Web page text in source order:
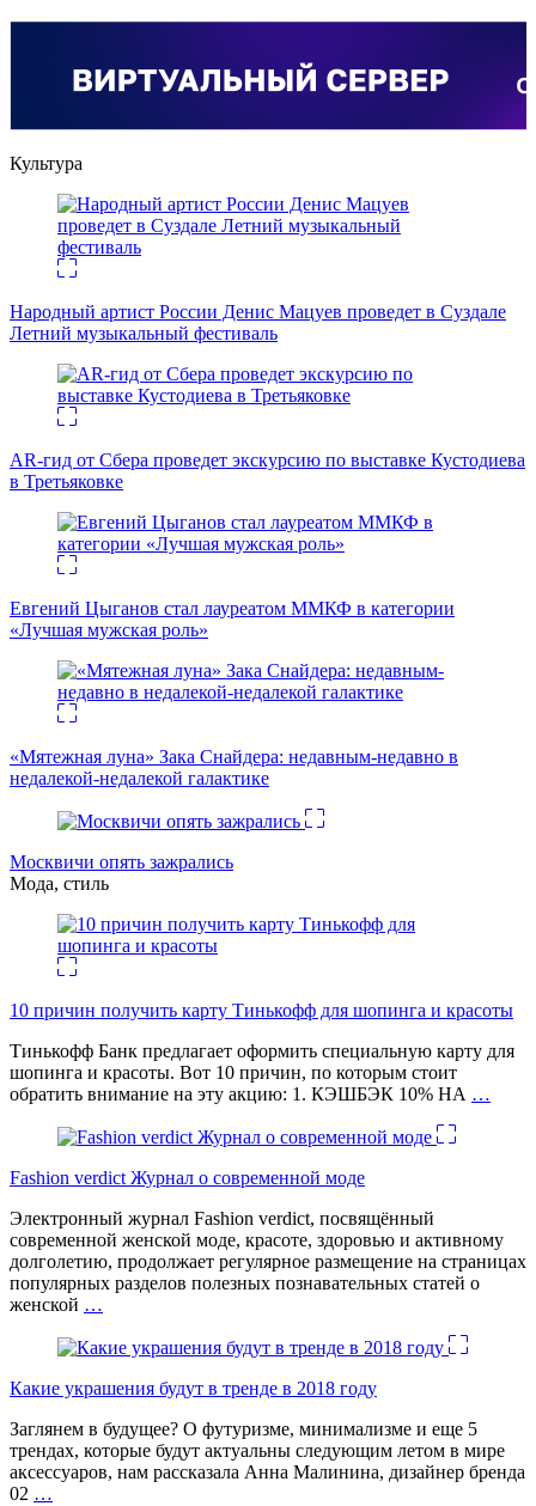
Культура
Народный артист России Денис Мацуев проведет в Суздале
Летний музыкальный фестиваль
AR-гид от Сбера проведет экскурсию по выставке Кустодиева
в Третьяковке
Евгений Цыганов стал лауреатом ММКФ в категории
«Лучшая мужская роль»
«Мятежная луна» Зака Снайдера: недавным-недавно в
недалекой-недалекой галактике
Москвичи опять зажрались
Мода, стиль
10 причин получить карту Тинькофф для шопинга и красоты
Тинькофф Банк предлагает оформить специальную карту для
шопинга и красоты. Вот 10 причин, по которым стоит
обратить внимание на эту акцию: 1. КЭШБЭК 10% НА …
Fashion verdict Журнал о современной моде
Электронный журнал Fashion verdict, посвящённый
современной женской моде, красоте, здоровью и активному
долголетию, продолжает регулярное размещение на страницах
популярных разделов полезных познавательных статей о
женской …
Какие украшения будут в тренде в 2018 году
Заглянем в будущее? О футуризме, минимализме и еще 5
трендах, которые будут актуальны следующим летом в мире
аксессуаров, нам рассказала Анна Малинина, дизайнер бренда
02 …